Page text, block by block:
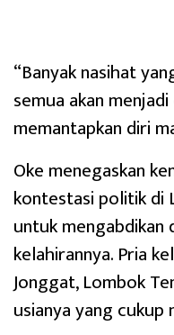
“Banyak nasihat
semua akan
memantapkan diri
Oke menegaskan
kontestasi politik di
untuk mengabdikan
kelahirannya. Pria
Jonggat, Lombok
usianya yang cukup